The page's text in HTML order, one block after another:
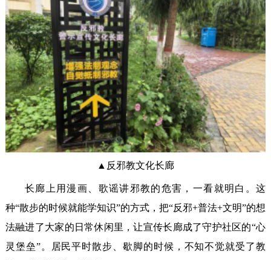
▲反邪教文化长廊
长廊上用漫画、歌谣讲邪教的危害，一看就明白。这
种“散步的时候就能学知识”的方式，把“反邪+普法+文明”的想
法融进了大家的日常休闲里，让宣传长廊成了守护社区的“心
灵堡垒”。居民平时散步、歇脚的时候，不知不觉就受了教